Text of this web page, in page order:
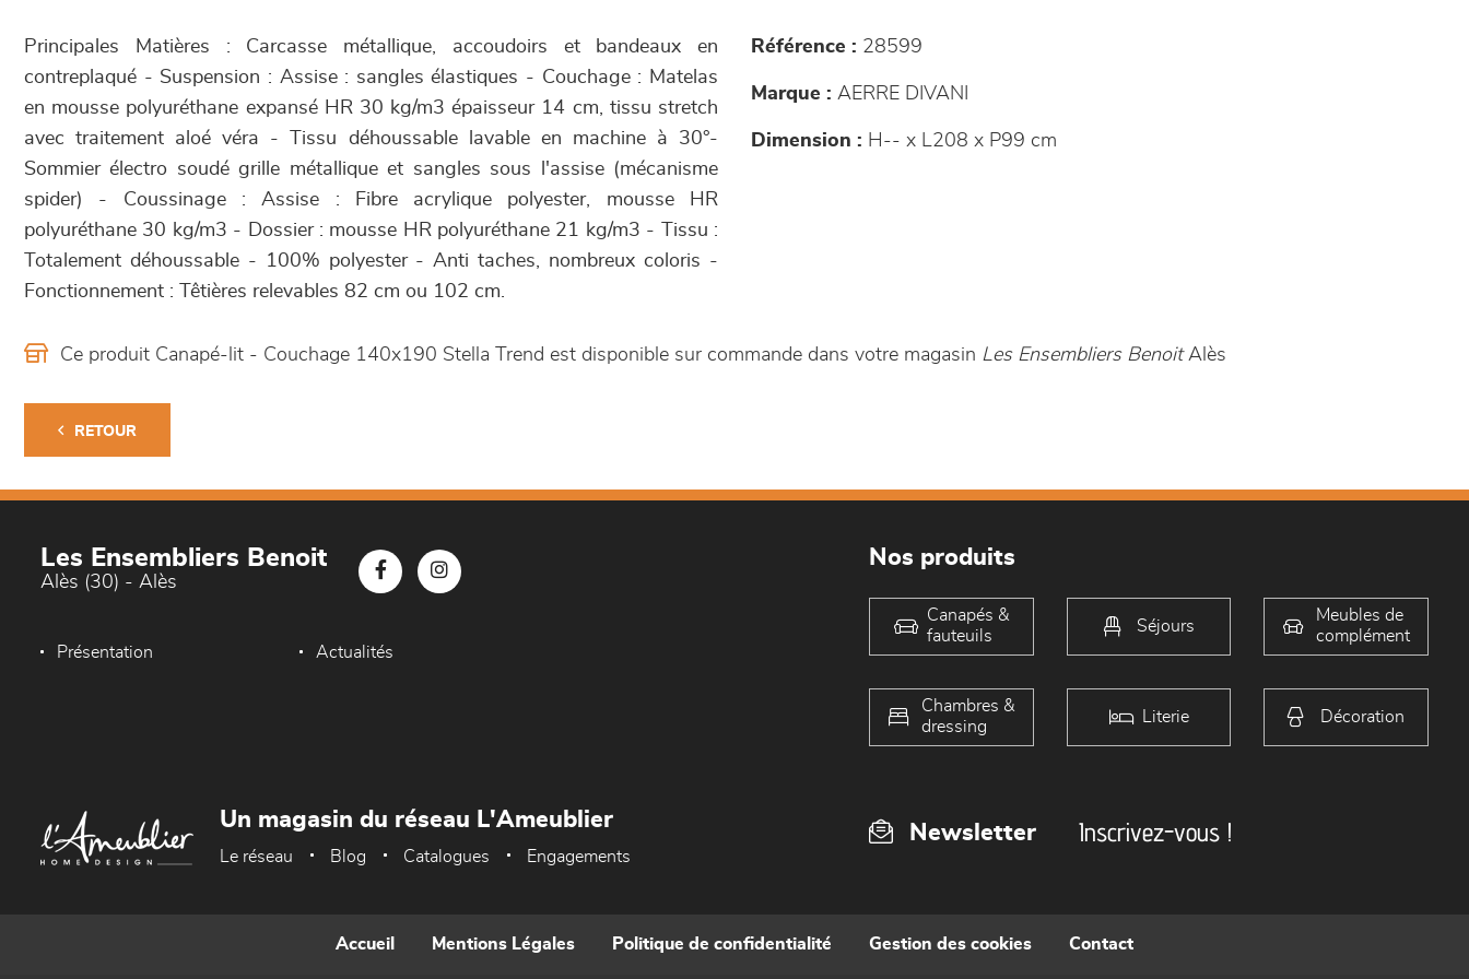
Principales Matières : Carcasse métallique, accoudoirs et bandeaux en
contreplaqué - Suspension : Assise : sangles élastiques - Couchage : Matelas
en mousse polyuréthane expansé HR 30 kg/m3 épaisseur 14 cm, tissu stretch
avec traitement aloé véra - Tissu déhoussable lavable en machine à 30°-
Sommier électro soudé grille métallique et sangles sous l'assise (mécanisme
spider) - Coussinage : Assise : Fibre acrylique polyester, mousse HR
polyuréthane 30 kg/m3 - Dossier : mousse HR polyuréthane 21 kg/m3 - Tissu :
Totalement déhoussable - 100% polyester - Anti taches, nombreux coloris -
Fonctionnement : Têtières relevables 82 cm ou 102 cm.
Référence : 28599
Marque : AERRE DIVANI
Dimension : H-- x L208 x P99 cm
Ce produit Canapé-lit - Couchage 140x190 Stella Trend est disponible sur commande dans votre magasin Les Ensembliers BenoitAlès
RETOUR
Les Ensembliers Benoit
Alès (30) - Alès
Présentation Actualités
Nos produits
Canapés &
fauteuils
Séjours
Meubles de
complément
Chambres &
dressing
Literie Décoration
Newsletter Inscrivez-vous !
Un magasin du réseau L'Ameublier
Le réseau Blog Catalogues Engagements
Accueil Mentions Légales Politique de confidentialité Gestion des cookies Contact